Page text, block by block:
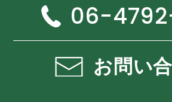
06-
お問い